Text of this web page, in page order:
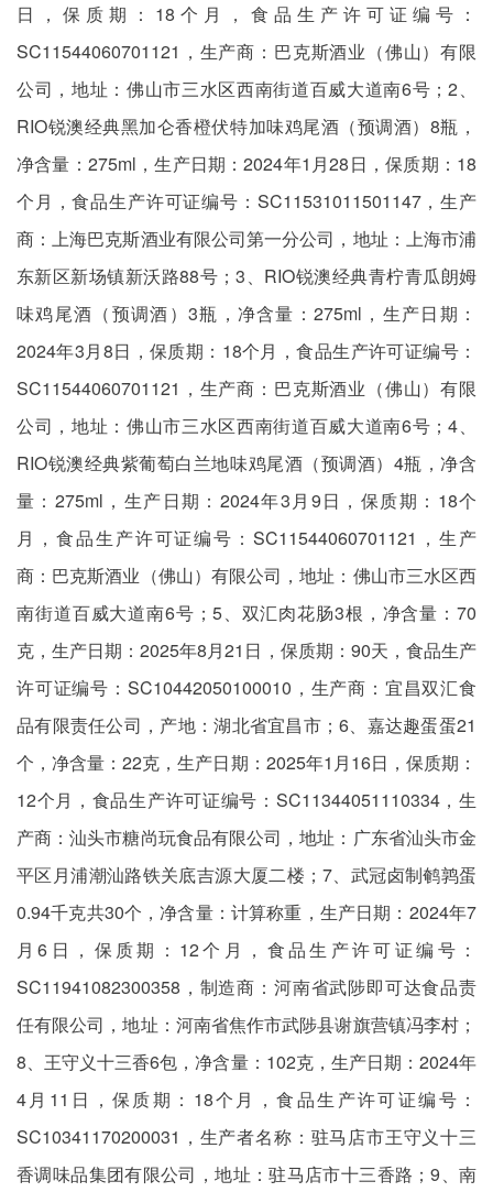
日，保质期：18个月，食品生产许可证编号：
SC11544060701121，生产商：巴克斯酒业（佛山）有限
公司，地址：佛山市三水区西南街道百威大道南6号；2、
RIO锐澳经典黑加仑香橙伏特加味鸡尾酒（预调酒）8瓶，
净含量：275ml，生产日期：2024年1月28日，保质期：18
个月，食品生产许可证编号：SC11531011501147，生产
商：上海巴克斯酒业有限公司第一分公司，地址：上海市浦
东新区新场镇新沃路88号；3、RIO锐澳经典青柠青瓜朗姆
味鸡尾酒（预调酒）3瓶，净含量：275ml，生产日期：
2024年3月8日，保质期：18个月，食品生产许可证编号：
SC11544060701121，生产商：巴克斯酒业（佛山）有限
公司，地址：佛山市三水区西南街道百威大道南6号；4、
RIO锐澳经典紫葡萄白兰地味鸡尾酒（预调酒）4瓶，净含
量：275ml，生产日期：2024年3月9日，保质期：18个
月，食品生产许可证编号：SC11544060701121，生产
商：巴克斯酒业（佛山）有限公司，地址：佛山市三水区西
南街道百威大道南6号；5、双汇肉花肠3根，净含量：70
克，生产日期：2025年8月21日，保质期：90天，食品生产
许可证编号：SC10442050100010，生产商：宜昌双汇食
品有限责任公司，产地：湖北省宜昌市；6、嘉达趣蛋蛋21
个，净含量：22克，生产日期：2025年1月16日，保质期：
12个月，食品生产许可证编号：SC11344051110334，生
产商：汕头市糖尚玩食品有限公司，地址：广东省汕头市金
平区月浦潮汕路铁关底吉源大厦二楼；7、武冠卤制鹌鹑蛋
0.94千克共30个，净含量：计算称重，生产日期：2024年7
月6日，保质期：12个月，食品生产许可证编号：
SC11941082300358，制造商：河南省武陟即可达食品责
任有限公司，地址：河南省焦作市武陟县谢旗营镇冯李村；
8、王守义十三香6包，净含量：102克，生产日期：2024年
4月11日，保质期：18个月，食品生产许可证编号：
SC10341170200031，生产者名称：驻马店市王守义十三
香调味品集团有限公司，地址：驻马店市十三香路；9、南